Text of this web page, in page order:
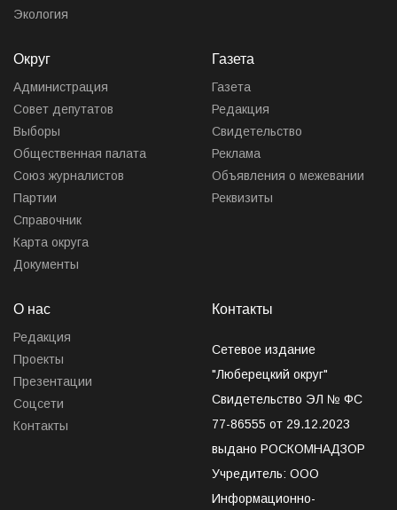
Экология
Округ
Администрация
Совет депутатов
Выборы
Общественная палата
Союз журналистов
Партии
Справочник
Карта округа
Документы
Газета
Газета
Редакция
Свидетельство
Реклама
Объявления о межевании
Реквизиты
О нас
Редакция
Проекты
Презентации
Соцсети
Контакты
Контакты
Сетевое издание
"Люберецкий округ"
Свидетельство ЭЛ № ФС
77-86555 от 29.12.2023
выдано РОСКОМНАДЗОР
Учредитель: ООО
Информационно-